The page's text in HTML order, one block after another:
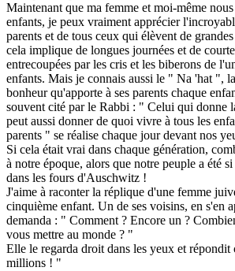
Maintenant que ma femme et moi-même
enfants, je peux vraiment apprécier
parents et de tous ceux qui élèvent de
cela implique de longues journées et de
entrecoupées par les cris et les biberons de
enfants. Mais je connais aussi le " Na 'hat ",
bonheur qu'apporte à ses parents chaque
souvent cité par le Rabbi : " Celui qui donne
peut aussi donner de quoi vivre à tous les
parents " se réalise chaque jour devant nos
Si cela était vrai dans chaque génération,
à notre époque, alors que notre peuple a été
dans les fours d'Auschwitz !
J'aime à raconter la réplique d'une femme
cinquième enfant. Un de ses voisins, en s'en
demanda : " Comment ? Encore un ?
vous mettre au monde ? "
Elle le regarda droit dans les yeux et
millions ! "